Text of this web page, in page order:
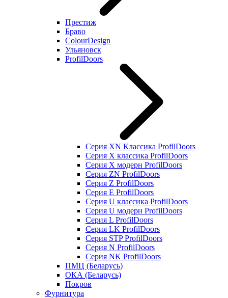
Престиж
Браво
ColourDesign
Ульяновск
ProfilDoors
Серия XN Классика ProfilDoors
Серия Х классика ProfilDoors
Серия Х модерн ProfilDoors
Серия ZN ProfilDoors
Серия Z ProfilDoors
Серия Е ProfilDoors
Серия U классика ProfilDoors
Серия U модерн ProfilDoors
Серия L ProfilDoors
Серия LK ProfilDoors
Серия STP ProfilDoors
Cерия N ProfilDoors
Серия NK ProfilDoors
ПМЦ (Беларусь)
ОКА (Беларусь)
Покров
Фурнитура